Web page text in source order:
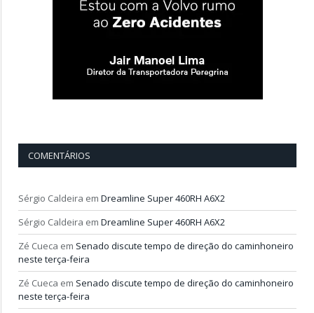
COMENTÁRIOS
Sérgio Caldeira em Dreamline Super 460RH A6X2
Sérgio Caldeira em Dreamline Super 460RH A6X2
Zé Cueca em Senado discute tempo de direção do caminhoneiro
neste terça-feira
Zé Cueca em Senado discute tempo de direção do caminhoneiro
neste terça-feira